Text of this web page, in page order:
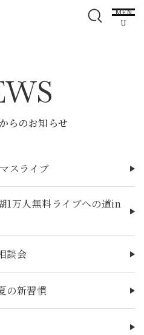
MEN
U
らのお知らせ
スライブ
1万人無料ライブへの道in
談会
の新習慣